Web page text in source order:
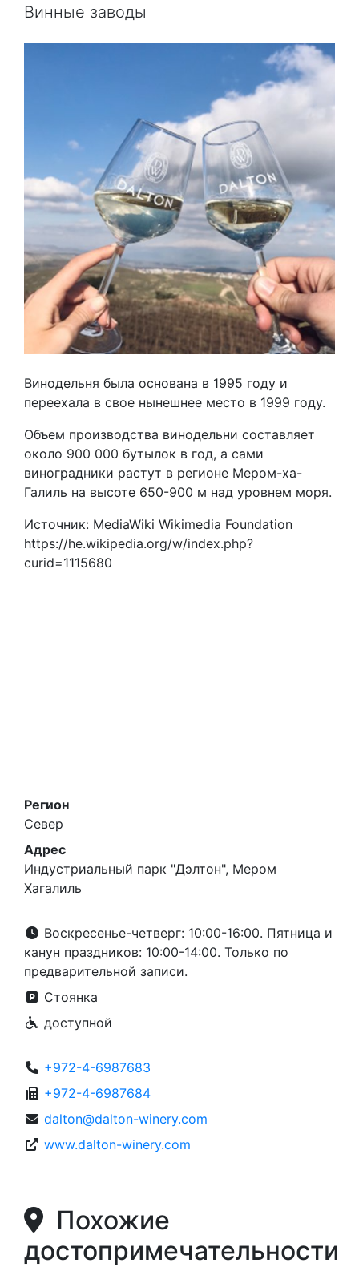
Винные заводы
Винодельня была основана в 1995 году и
переехала в свое нынешнее место в 1999 году.
Объем производства винодельни составляет
около 900 000 бутылок в год, а сами
виноградники растут в регионе Мером-ха-
Галиль на высоте 650-900 м над уровнем моря.
Источник: MediaWiki Wikimedia Foundation
https://he.wikipedia.org/w/index.php?
curid=1115680
Регион
Север
Адрес
Индустриальный парк "Дэлтон", Мером
Хагалиль
Воскресенье-четверг: 10:00-16:00. Пятница и
канун праздников: 10:00-14:00. Только по
предварительной записи.
Стоянка
доступной
+972-4-6987683
+972-4-6987684
dalton@dalton-winery.com
www.dalton-winery.com
Похожие
достопримечательности